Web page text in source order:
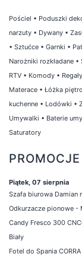
Pościel • Poduszki
narzuty • Dywany •
• Sztućce • Garnki •
Narożniki rozkładane •
RTV • Komody •
Materace • Łóżka
kuchenne • Lodówki •
Umywalki • Baterie
Saturatory
Piątek, 07 sierpnia
Szafa biurowa Damian
Odkurzacze pionowe -
Candy Fresco 300
Biały
Fotel do Spania